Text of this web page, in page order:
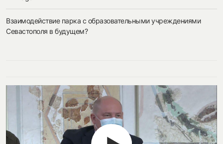
Взаимодействие парка с образовательными учреждениями
Севастополя в будущем?